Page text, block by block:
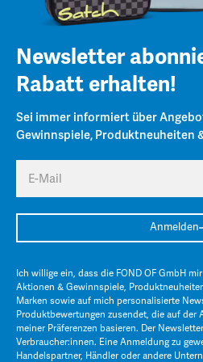
Newsletter
Rabatt erhalten!
Sei immer informiert über
Gewinnspiele, Produktneuheiten
E-Mail
Anmelden
Ich willige ein, dass die FOND OF GmbH
Aktionen & Gewinnspiele,
Marken sowie auf mich personalisierte
Produktbewertungen zusendet, die auf der
meiner Präferenzen basieren. Der
Verbraucher:innen. Eine Anmeldung zu
Handelspartner, Händler oder andere